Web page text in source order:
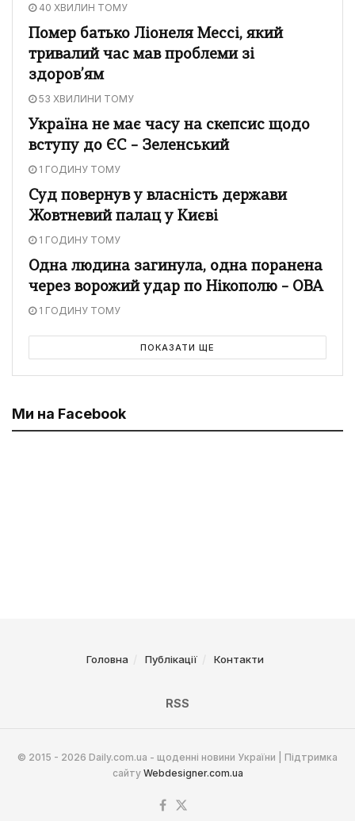
40 ХВИЛИН ТОМУ
Помер батько Ліонеля Мессі, який
тривалий час мав проблеми зі
здоров’ям
53 ХВИЛИНИ ТОМУ
Україна не має часу на скепсис щодо
вступу до ЄС – Зеленський
1 ГОДИНУ ТОМУ
Суд повернув у власність держави
Жовтневий палац у Києві
1 ГОДИНУ ТОМУ
Одна людина загинула, одна поранена
через ворожий удар по Нікополю – ОВА
1 ГОДИНУ ТОМУ
ПОКАЗАТИ ЩЕ
Ми на Facebook
Головна Публікації Контакти
RSS
© 2015 - 2026 Daily.com.ua - щоденні новини України | Підтримка
сайту Webdesigner.com.ua